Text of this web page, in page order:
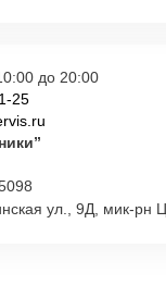
ул., 9Д, мик-рн
до 20:00
25